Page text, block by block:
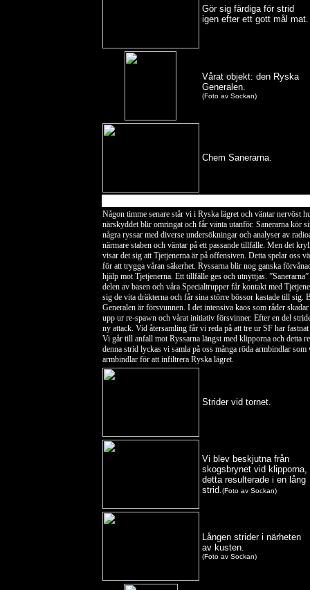
Gör sig färdiga för strid
igen efter ett gott mål mat.
Vårat objekt: den Ryska
Generalen.
(Foto av Sockan)
Chem Sanerarna.
Någon timme senare står vi i Ryska lägret och väntar nervöst
närskyddet blir omringat och får vänta utanför. Sanerarna kör
några ryssar med diverse undersökningar och analyser av
närmare staben och väntar på ett passande tillfälle. Men det
visar det sig att Tjetjenerna är på offensiven. Detta spelar oss
för att trygga våran säkerhet. Ryssarna blir nog ganska
hjälp mot Tjetjenerna. Ett tillfälle ges och utnyttjas.
delen av basen och våra Specialtrupper får kontakt med
sig de vita dräkterna och får sina större bössor kastade till
Generalen är försvunnen. I det intensiva kaos som råder
upp ur re-spawn och vårat initiativ försvinner. Efter en del
ny attack. Vid återsamling får vi reda på att tre ur SF har
Vi går till anfall mot Ryssarna längst med klipporna och detta
denna strid lyckas vi samla på oss många röda armbindlar
armbindlar för att infiltrera Ryska lägret.
Strider vid tornet.
Vi blev beskjutna från
skogsbrynet vid klipporna,
detta resulterade i en lång
strid.(Foto av Sockan)
Lången strider i närheten
av kusten.
(Foto av Sockan)